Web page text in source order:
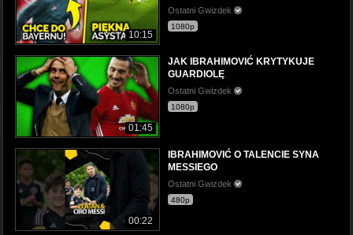
10:15
Ostatni Gwizdek
1080p
01:45
JAK IBRAHIMOVIĆ KRYTYKUJE
GUARDIOLĘ
Ostatni Gwizdek
1080p
00:22
IBRAHIMOVIĆ O TALENCIE SYNA
MESSIEGO
Ostatni Gwizdek
480p